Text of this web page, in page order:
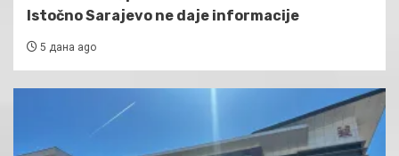
Istočno Sarajevo ne daje informacije
5 дана ago